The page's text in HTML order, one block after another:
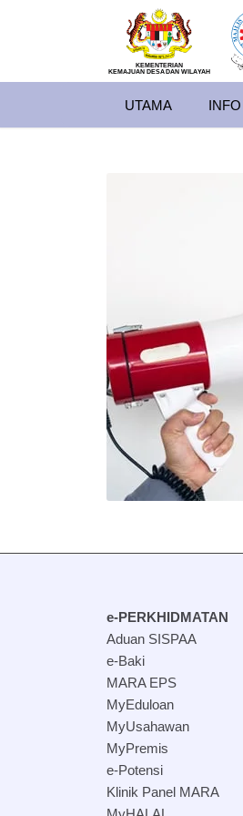
KEMENTERIAN
KEMAJUAN DESA DAN WILA YAH
UTAMA
e-PERKHIDMATAN
Aduan SISPAA
e-Baki
MARA EPS
MyEduloan
MyUsahawan
MyPremis
e-Potensi
Klinik Panel MARA